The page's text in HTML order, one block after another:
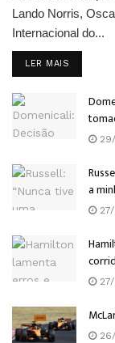
Lando Norris,
Internacional do...
LER MAIS
29/
a
27/
27/
26/